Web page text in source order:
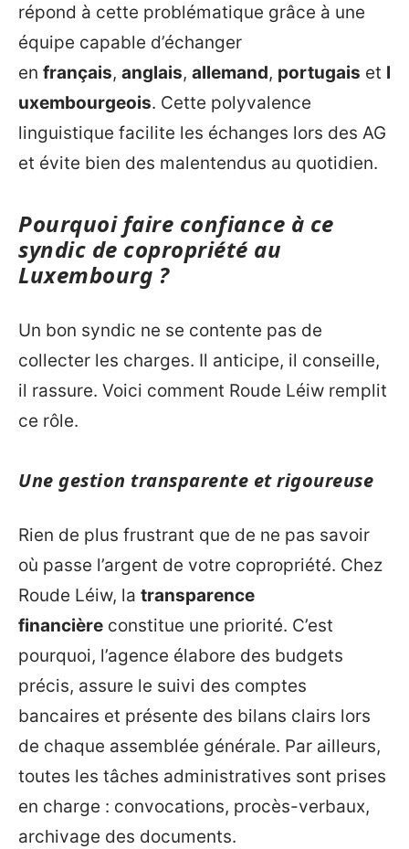
répond à cette problématique grâce à une
équipe capable d’échanger
en français, anglais, allemand, portugais et l
uxembourgeois. Cette polyvalence
linguistique facilite les échanges lors des AG
et évite bien des malentendus au quotidien.
Pourquoi faire confiance à ce
syndic de copropriété au
Luxembourg ?
Un bon syndic ne se contente pas de
collecter les charges. Il anticipe, il conseille,
il rassure. Voici comment Roude Léiw remplit
ce rôle.
Une gestion transparente et rigoureuse
Rien de plus frustrant que de ne pas savoir
où passe l’argent de votre copropriété. Chez
Roude Léiw, la transparence
financière constitue une priorité. C’est
pourquoi, l’agence élabore des budgets
précis, assure le suivi des comptes
bancaires et présente des bilans clairs lors
de chaque assemblée générale. Par ailleurs,
toutes les tâches administratives sont prises
en charge : convocations, procès-verbaux,
archivage des documents.